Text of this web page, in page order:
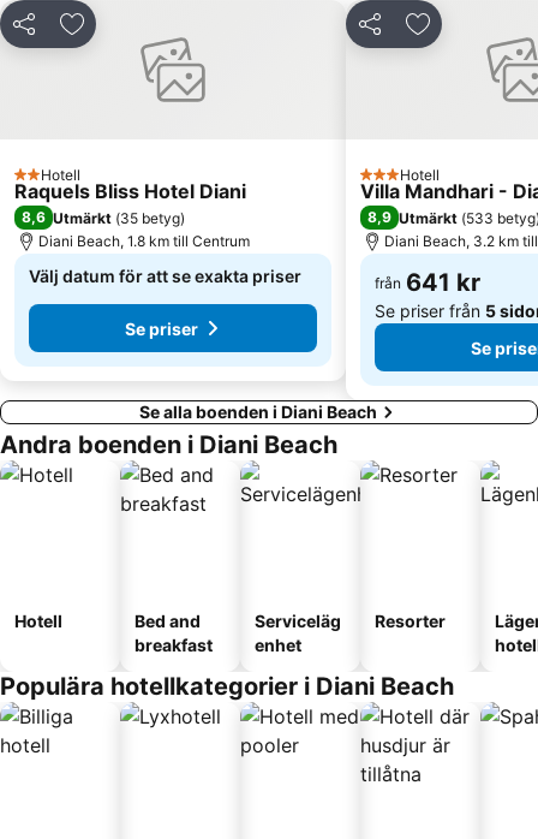
Dela Lägg till i Mina Favoriter
2 Stjärnor
Hotell
Raquels Bliss Hotel Diani
8,6 Utmärkt (35 betyg)
Diani Beach, 1.8 km till Centrum
Välj datum för att se exakta priser
Se priser
Dela Lägg till i
3 Stjärnor
Hotell
Villa Mandhari -
8,9 Utmärkt (533 betyg
Diani Beach, 3.2 km
från 641 kr
Se priser från 5
Se
Se alla boenden i Diani Beach
Andra boenden i Diani Beach
Hotell
Bed and
breakfast
Serviceläg
enhet
Resorter
Populära hotellkategorier i Diani Beach